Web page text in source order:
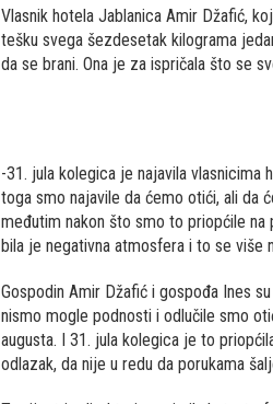
Vlasnik hotela Jablanica Amir Džafić,
tešku svega šezdesetak kilograma
da se brani. Ona je za ispričala što se
-31. jula kolegica je najavila
toga smo najavile da ćemo otići, ali da
međutim nakon što smo to priopćile
bila je negativna atmosfera i to se više
Gospodin Amir Džafić i gospođa Ines
nismo mogle podnosti i odlučile smo
augusta. I 31. jula kolegica je to
odlazak, da nije u redu da porukama